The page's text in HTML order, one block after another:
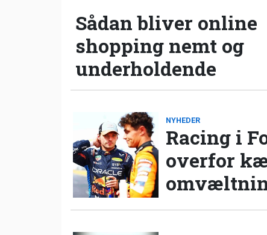
Sådan bliver online
shopping nemt og
underholdende
NYHEDER
Racing i
overfor